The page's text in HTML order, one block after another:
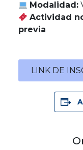
Modalidad:
Actividad
previa
LINK DE